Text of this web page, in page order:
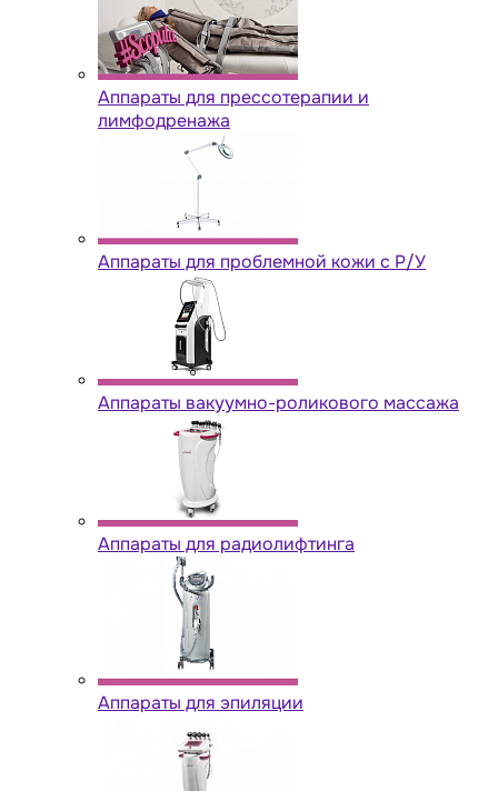
Аппараты для прессотерапии и
лимфодренажа
Аппараты для проблемной кожи с Р/У
Аппараты вакуумно-роликового массажа
Аппараты для радиолифтинга
Аппараты для эпиляции